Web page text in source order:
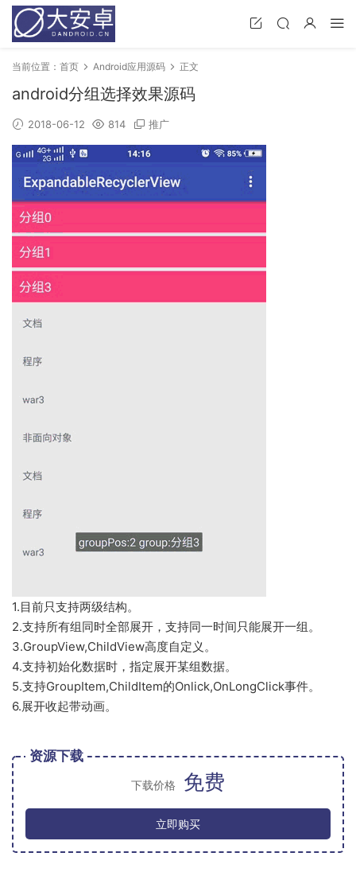
当前位置： 首页 Android应用源码 正文
android分组选择效果源码
2018-06-12 814 推广
1.目前只支持两级结构。
2.支持所有组同时全部展开，支持同一时间只能展开一组。
3.GroupView,ChildView高度自定义。
4.支持初始化数据时，指定展开某组数据。
5.支持GroupItem,ChildItem的Onlick,OnLongClick事件。
6.展开收起带动画。
资源下载
下载价格 免费
立即购买